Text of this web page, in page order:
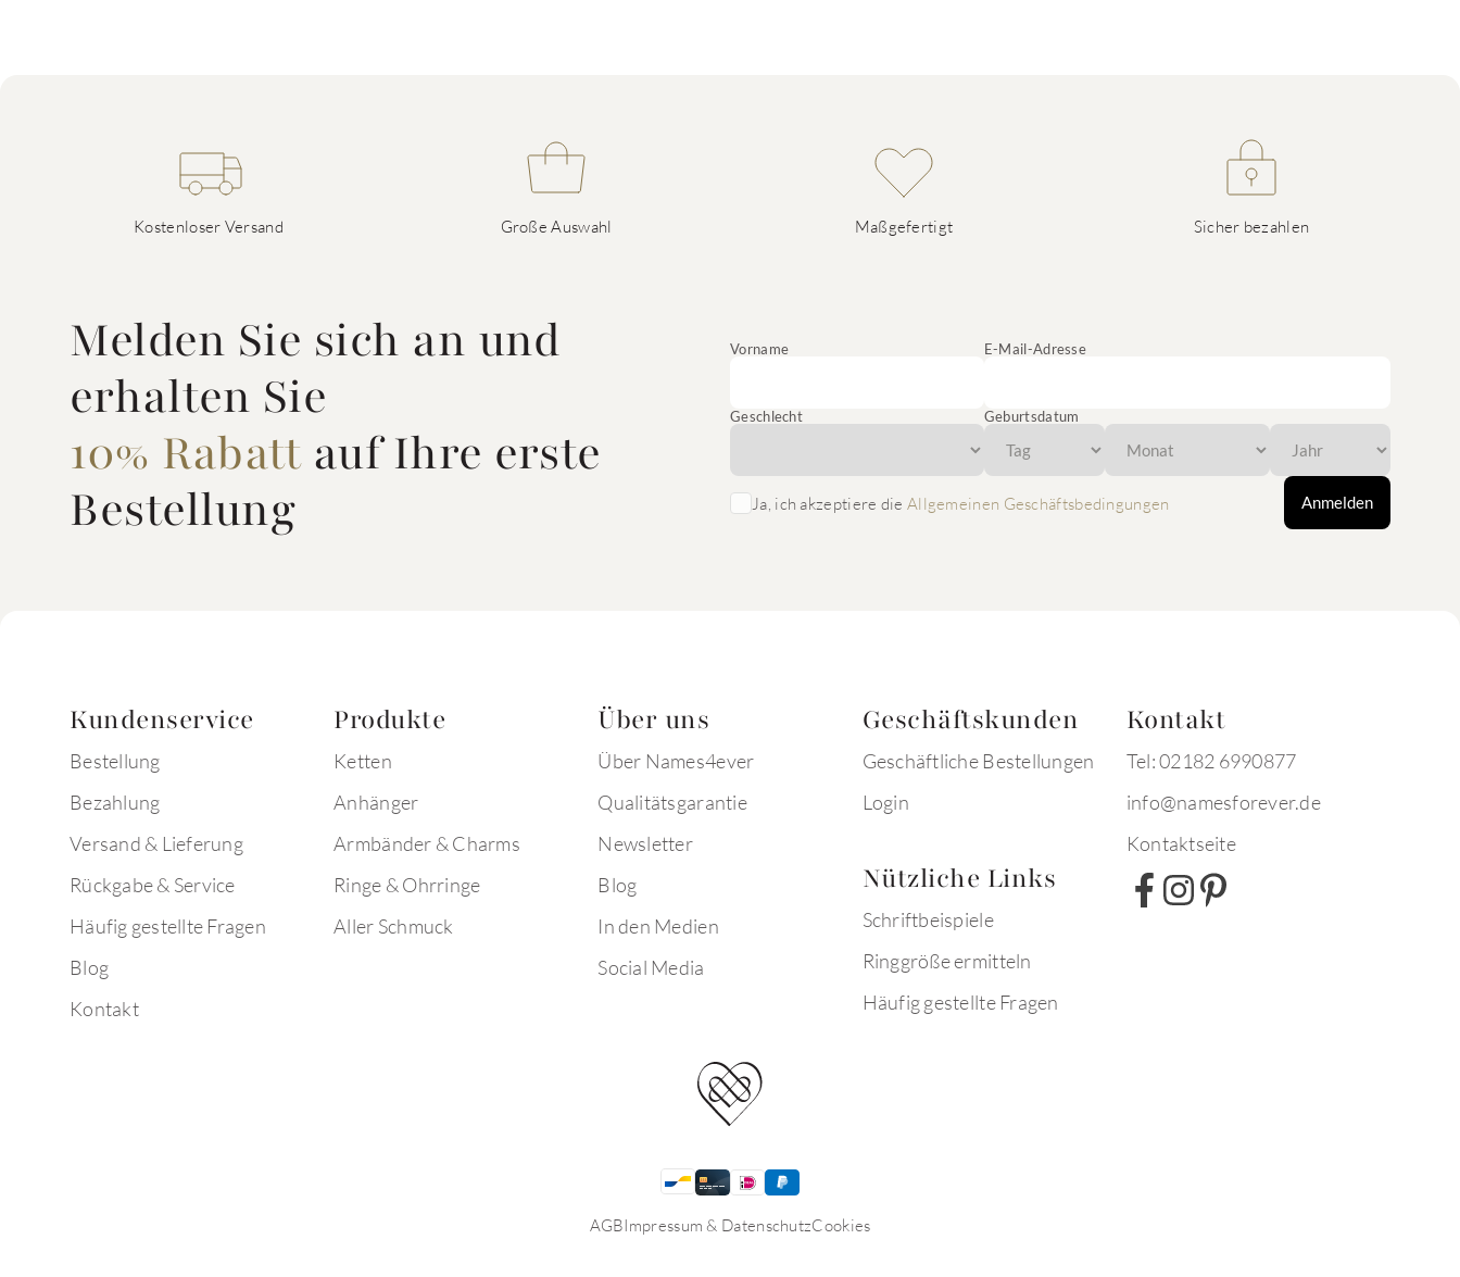
Kostenloser Versand Große Auswahl Maßgefertigt Sicher bezahlen
Melden Sie sich an und
erhalten Sie
10% Rabattauf Ihre erste
Bestellung
Vorname E-Mail-Adresse
Geschlecht Geburtsdatum
Ja, ich akzeptiere die Allgemeinen Geschäftsbedingungen Anmelden
Kundenservice
Bestellung
Bezahlung
Versand & Lieferung
Rückgabe & Service
Häufig gestellte Fragen
Blog
Kontakt
Produkte
Ketten
Anhänger
Armbänder & Charms
Ringe & Ohrringe
Aller Schmuck
Über uns
Über Names4ever
Qualitätsgarantie
Newsletter
Blog
In den Medien
Social Media
Geschäftskunden
Geschäftliche Bestellungen
Login
Nützliche Links
Schriftbeispiele
Ringgröße ermitteln
Häufig gestellte Fragen
Kontakt
Tel: 02182 6990877
info@namesforever.de
Kontaktseite
AGBImpressum & DatenschutzCookies